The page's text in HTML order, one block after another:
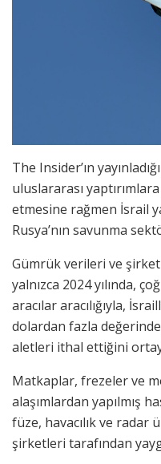
The Insider’ın
uluslararası yaptırımlara
etmesine rağmen İsrail
Rusya’nın savunma
Gümrük verileri ve şirket
yalnızca 2024 yılında,
aracılar aracılığıyla,
dolardan fazla
aletleri ithal ettiğini
Matkaplar, frezeler ve
alaşımlardan yapılmış
füze, havacılık ve radar
şirketleri tarafından